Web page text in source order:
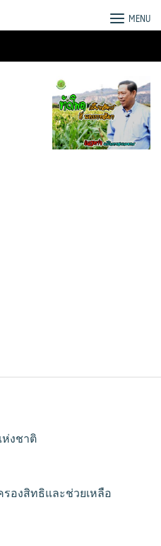
MENU
ห่งชาติ
องสิทธิและช่วยเหลือ